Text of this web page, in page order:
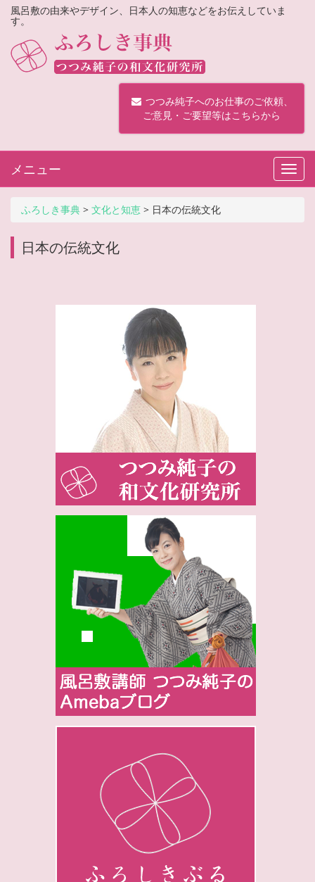
風呂敷の由来やデザイン、日本人の知恵などをお伝えしていま
す。
つつみ純子へのお仕事のご依頼、
ご意見・ご要望等はこちらから
メニュー
ふろしき事典 > 文化と知恵 > 日本の伝統文化
日本の伝統文化